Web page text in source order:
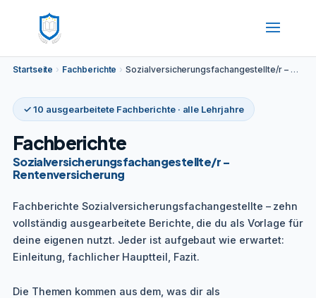
Startseite › Fachberichte › Sozialversicherungsfachangestellte/r – Rentenversicherung
✓ 10 ausgearbeitete Fachberichte · alle Lehrjahre
Fachberichte
Sozialversicherungsfachangestellte/r –
Rentenversicherung
Fachberichte Sozialversicherungsfachangestellte – zehn
vollständig ausgearbeitete Berichte, die du als Vorlage für
deine eigenen nutzt. Jeder ist aufgebaut wie erwartet:
Einleitung, fachlicher Hauptteil, Fazit.
Die Themen kommen aus dem, was dir als